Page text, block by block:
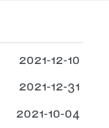
2021-12-10
2021-12-31
2021-10-04